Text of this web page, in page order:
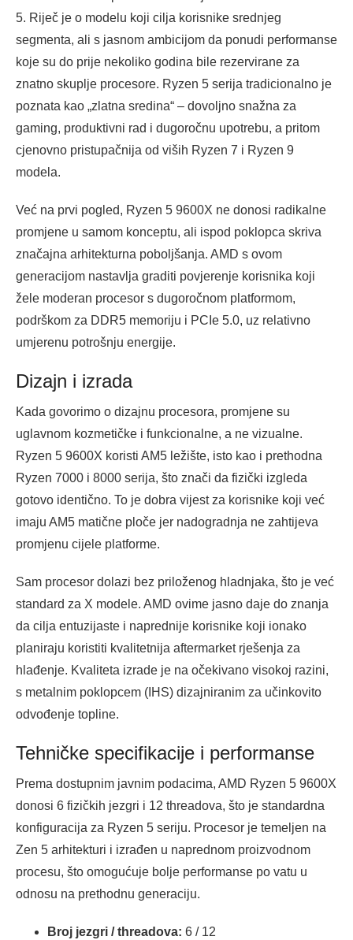
5. Riječ je o modelu koji cilja korisnike srednjeg
segmenta, ali s jasnom ambicijom da ponudi performanse
koje su do prije nekoliko godina bile rezervirane za
znatno skuplje procesore. Ryzen 5 serija tradicionalno je
poznata kao „zlatna sredina“ – dovoljno snažna za
gaming, produktivni rad i dugoročnu upotrebu, a pritom
cjenovno pristupačnija od viših Ryzen 7 i Ryzen 9
modela.
Već na prvi pogled, Ryzen 5 9600X ne donosi radikalne
promjene u samom konceptu, ali ispod poklopca skriva
značajna arhitekturna poboljšanja. AMD s ovom
generacijom nastavlja graditi povjerenje korisnika koji
žele moderan procesor s dugoročnom platformom,
podrškom za DDR5 memoriju i PCIe 5.0, uz relativno
umjerenu potrošnju energije.
Dizajn i izrada
Kada govorimo o dizajnu procesora, promjene su
uglavnom kozmetičke i funkcionalne, a ne vizualne.
Ryzen 5 9600X koristi AM5 ležište, isto kao i prethodna
Ryzen 7000 i 8000 serija, što znači da fizički izgleda
gotovo identično. To je dobra vijest za korisnike koji već
imaju AM5 matične ploče jer nadogradnja ne zahtijeva
promjenu cijele platforme.
Sam procesor dolazi bez priloženog hladnjaka, što je već
standard za X modele. AMD ovime jasno daje do znanja
da cilja entuzijaste i naprednije korisnike koji ionako
planiraju koristiti kvalitetnija aftermarket rješenja za
hlađenje. Kvaliteta izrade je na očekivano visokoj razini,
s metalnim poklopcem (IHS) dizajniranim za učinkovito
odvođenje topline.
Tehničke specifikacije i performanse
Prema dostupnim javnim podacima, AMD Ryzen 5 9600X
donosi 6 fizičkih jezgri i 12 threadova, što je standardna
konfiguracija za Ryzen 5 seriju. Procesor je temeljen na
Zen 5 arhitekturi i izrađen u naprednom proizvodnom
procesu, što omogućuje bolje performanse po vatu u
odnosu na prethodnu generaciju.
Broj jezgri / threadova: 6 / 12